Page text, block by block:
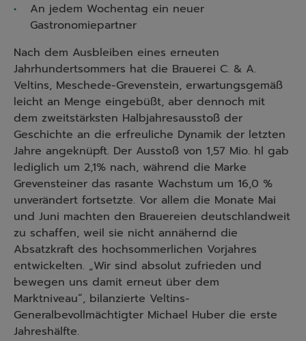
An jedem Wochentag ein neuer
Gastronomiepartner
Nach dem Ausbleiben eines erneuten
Jahrhundertsommers hat die Brauerei C. & A.
Veltins, Meschede-Grevenstein, erwartungsgemäß
leicht an Menge eingebüßt, aber dennoch mit
dem zweitstärksten Halbjahresausstoß der
Geschichte an die erfreuliche Dynamik der letzten
Jahre angeknüpft. Der Ausstoß von 1,57 Mio. hl gab
lediglich um 2,1% nach, während die Marke
Grevensteiner das rasante Wachstum um 16,0 %
unverändert fortsetzte. Vor allem die Monate Mai
und Juni machten den Brauereien deutschlandweit
zu schaffen, weil sie nicht annähernd die
Absatzkraft des hochsommerlichen Vorjahres
entwickelten. „Wir sind absolut zufrieden und
bewegen uns damit erneut über dem
Marktniveau“, bilanzierte Veltins-
Generalbevollmächtigter Michael Huber die erste
Jahreshälfte.